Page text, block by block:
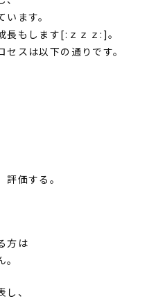
ます。
長もします[:ｚｚｚ:]。
スは以下の通りです。
価する。
方は
、